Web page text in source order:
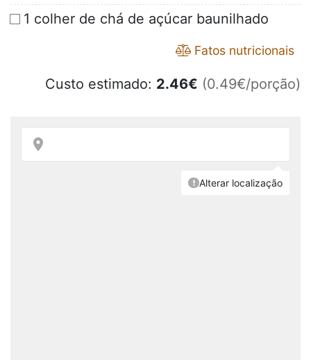
1 colher de chá de açúcar baunilhado
Fatos nutricionais
Custo estimado: 2.46€ (0.49€/porção)